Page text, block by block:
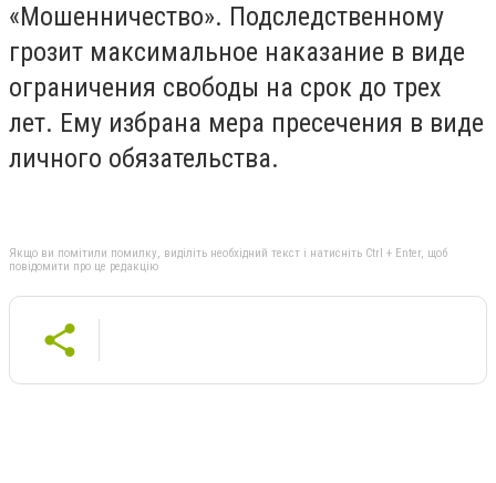
«Мошенничество». Подследственному
грозит максимальное наказание в виде
ограничения свободы на срок до трех
лет. Ему избрана мера пресечения в виде
личного обязательства.
Якщо ви помітили помилку, виділіть необхідний текст і натисніть Ctrl + Enter, щоб
повідомити про це редакцію